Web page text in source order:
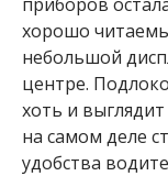
хорошо
небольшой
центре.
хоть и
на самом деле
удобства